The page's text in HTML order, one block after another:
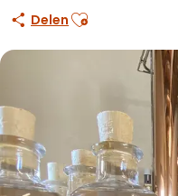
Delen Ajouter aux favoris